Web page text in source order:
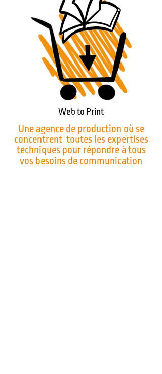
Web to Print
Une agence de production où se
concentrent toutes les expertises
techniques pour répondre à tous
vos besoins de communication